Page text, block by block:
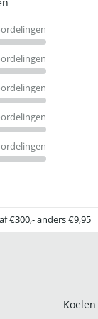
€300,- anders €9,95